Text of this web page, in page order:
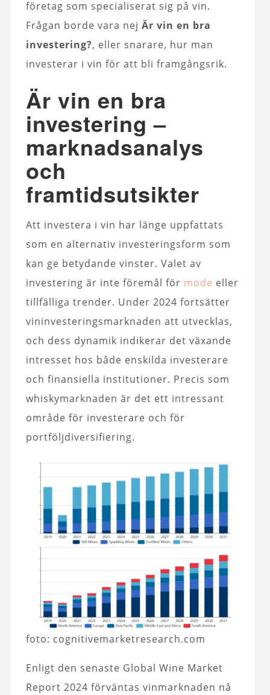
företag som specialiserat sig på vin.
Frågan borde vara nej Är vin en bra
investering?, eller snarare, hur man
investerar i vin för att bli framgångsrik.
Är vin en bra
investering –
marknadsanalys
och
framtidsutsikter
Att investera i vin har länge uppfattats
som en alternativ investeringsform som
kan ge betydande vinster. Valet av
investering är inte föremål för mode eller
tillfälliga trender. Under 2024 fortsätter
vininvesteringsmarknaden att utvecklas,
och dess dynamik indikerar det växande
intresset hos både enskilda investerare
och finansiella institutioner. Precis som
whiskymarknaden är det ett intressant
område för investerare och för
portföljdiversifiering.
foto: cognitivemarketresearch.com
Enligt den senaste Global Wine Market
Report 2024 förväntas vinmarknaden nå